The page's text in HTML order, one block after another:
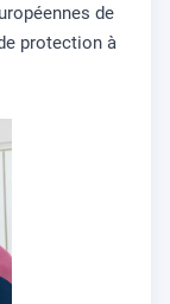
de
protection à